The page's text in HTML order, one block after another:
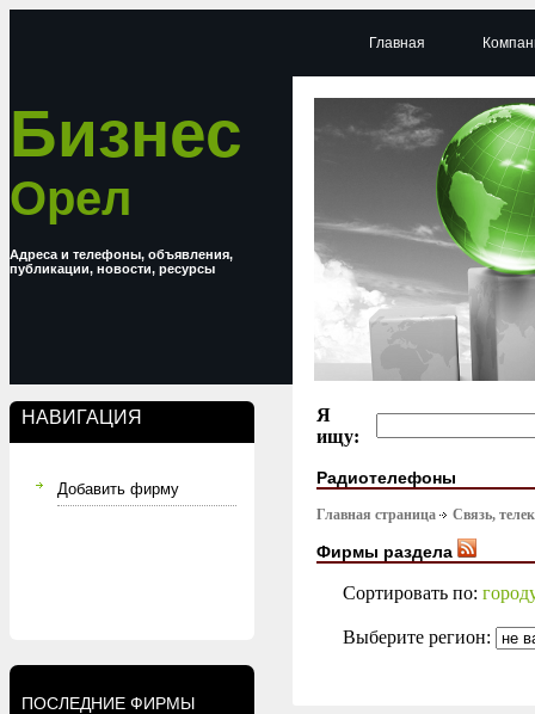
Бизнес
Орел
Адреса и телефоны, объявления,
публикации, новости, ресурсы
НАВИГАЦИЯ
Добавить фирму
ПОСЛЕДНИЕ ФИРМЫ
Главная
Я
ищу:
Радиотелефоны
Главная страница Связь,
Фирмы раздела
Сортировать по:
Выберите регион: